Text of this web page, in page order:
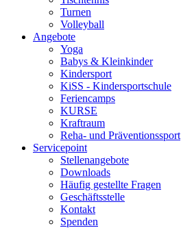
Turnen
Volleyball
Angebote
Yoga
Babys & Kleinkinder
Kindersport
KiSS - Kindersportschule
Feriencamps
KURSE
Kraftraum
Reha- und Präventionssport
Servicepoint
Stellenangebote
Downloads
Häufig gestellte Fragen
Geschäftsstelle
Kontakt
Spenden